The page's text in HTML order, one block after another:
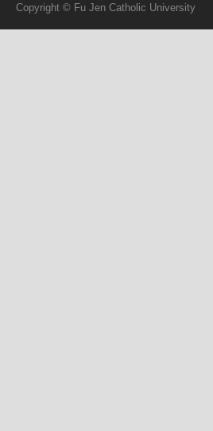
Copyright © Fu Jen Catholic University